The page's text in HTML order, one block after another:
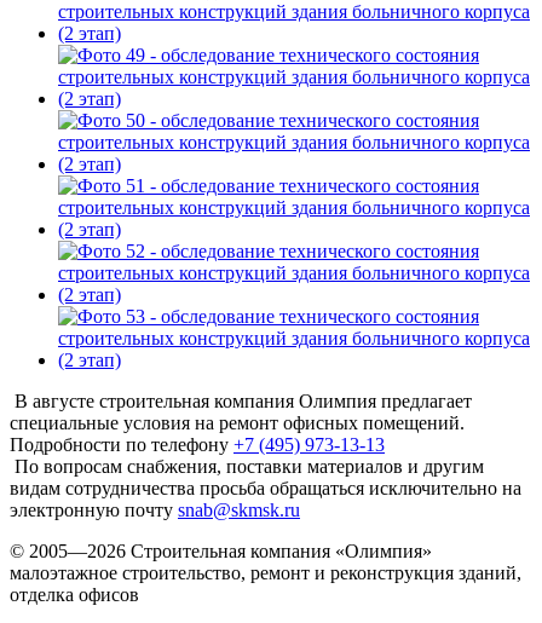
В августе строительная компания Олимпия предлагает
специальные условия на ремонт офисных помещений.
Подробности по телефону +7 (495) 973-13-13
По вопросам снабжения, поставки материалов и другим
видам сотрудничества просьба обращаться исключительно на
электронную почту snab@skmsk.ru
© 2005—2026 Строительная компания «Олимпия»
малоэтажное строительство, ремонт и реконструкция зданий,
отделка офисов